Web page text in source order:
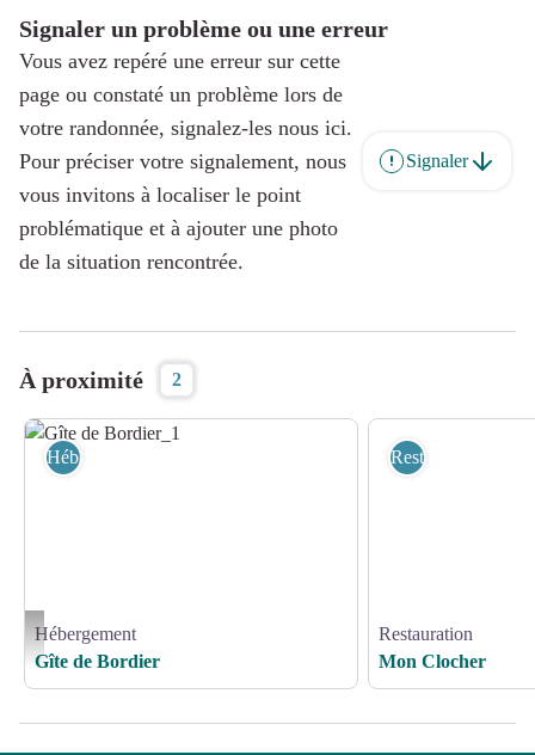
Signaler un problème ou une erreur
Vous avez repéré une erreur sur cette
page ou constaté un problème lors de
votre randonnée, signalez-les nous ici.
Pour préciser votre signalement, nous
vous invitons à localiser le point
problématique et à ajouter une photo
de la situation rencontrée.
Signaler
À proximité 2
Gîte de Bordier_1 - GDF 19
Hébergement
Hébergement
Gîte de Bordier
Restauration
Restauration
Mon Clocher